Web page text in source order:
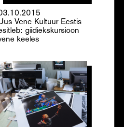
Vene Kultuur Eestis
giidiekskursioon
keeles